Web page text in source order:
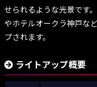
せられるような光景です
やホテルオークラ神戸な
プされます。
ライトアップ概要